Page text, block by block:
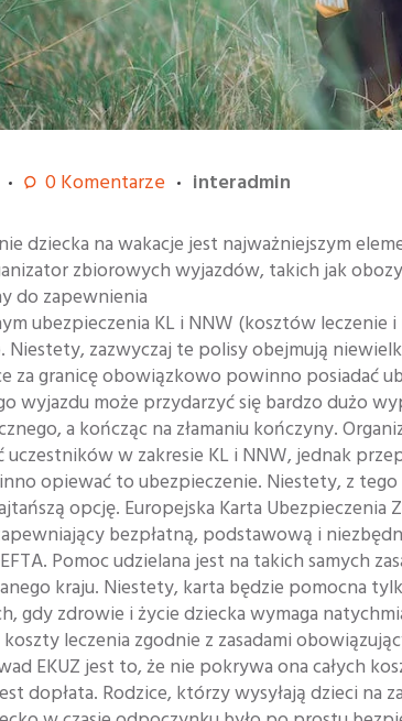
0Komentarze
interadmin
dziecka na wakacje jest najważniejszym
zbiorowych wyjazdów, takich jak
do zapewnienia
ubezpieczenia KL i NNW (kosztów leczenie
zazwyczaj te polisy obejmują
za granicę obowiązkowo powinno posiadać
wyjazdu może przydarzyć się bardzo dużo
a kończąc na złamaniu kończyny.
uczestników w zakresie KL i NNW, jednak
opiewać to ubezpieczenie. Niestety, z
opcję. Europejska Karta Ubezpieczenia
bezpłatną, podstawową i
Pomoc udzielana jest na takich samych
kraju. Niestety, karta będzie pomocna
gdy zdrowie i życie dziecka wymaga
leczenia zgodnie z zasadami
EKUZ jest to, że nie pokrywa ona całych
dopłata. Rodzice, którzy wysyłają dzieci na